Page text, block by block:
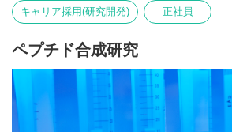
キャリア採用(研究開発) 正社員
ペプチド合成研究